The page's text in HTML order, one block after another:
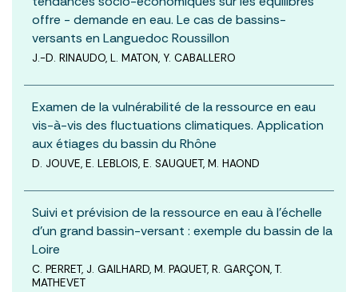
offre - demande en eau. Le cas de bassins-
versants en Languedoc Roussillon
J.-D. RINAUDO, L. MATON, Y. CABALLERO
Examen de la vulnérabilité de la ressource en eau
vis-à-vis des fluctuations climatiques. Application
aux étiages du bassin du Rhône
D. JOUVE, E. LEBLOIS, E. SAUQUET, M. HAOND
Suivi et prévision de la ressource en eau à l’échelle
d’un grand bassin-versant : exemple du bassin de la
Loire
C. PERRET, J. GAILHARD, M. PAQUET, R. GARÇON, T.
MATHEVET